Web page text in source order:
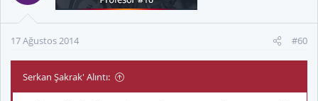
17 Ağustos 2014 #60
Serkan Şakrak' Alıntı: